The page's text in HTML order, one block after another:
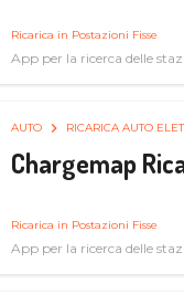
Ricarica in Postazioni Fisse
App per la ricerca delle
AUTO RICARICA AUTO
Chargemap
Ricarica in Postazioni Fisse
App per la ricerca delle